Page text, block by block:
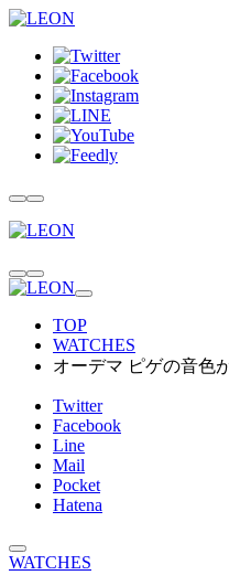
TOP
WATCHES
オーデマ ピゲの音色
Twitter
Facebook
Line
Mail
Pocket
Hatena
WATCHES